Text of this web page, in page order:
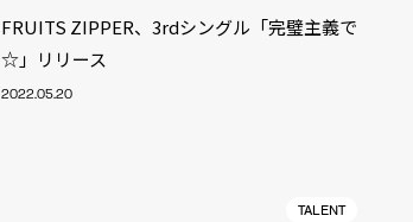
FRUITS ZIPPER、3rdシングル「完璧主義で
☆」リリース
2022.05.20
TALENT